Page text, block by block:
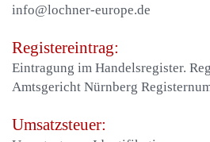
info@lochner-europe.de
Registereintrag:
Eintragung im Handelsregister.
Amtsgericht Nürnberg
Umsatzsteuer: